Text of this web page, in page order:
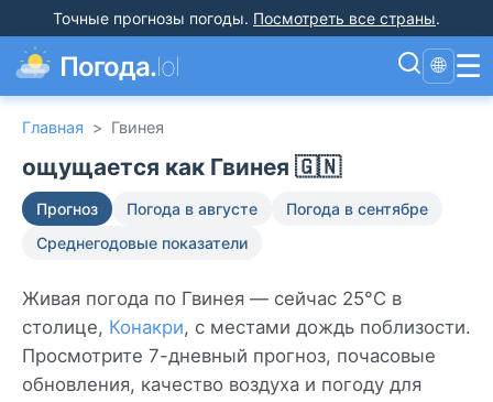
Точные прогнозы погоды. Посмотреть все страны.
Погода.lol 🌐 ☰
Главная > Гвинея
ощущается как Гвинея 🇬🇳
Прогноз Погода в августе
Погода в сентябре
Среднегодовые показатели
Живая погода по Гвинея — сейчас 25°C в
столице, Конакри, с местами дождь поблизости.
Просмотрите 7-дневный прогноз, почасовые
обновления, качество воздуха и погоду для